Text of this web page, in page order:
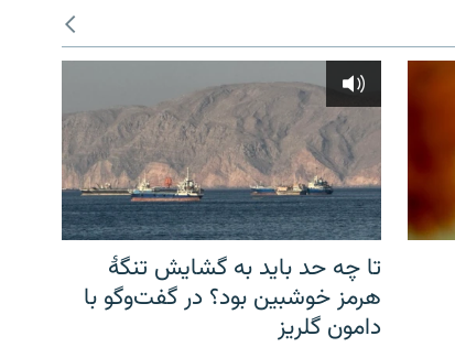
تا چه حد باید به گشایش تنگهٔ
هرمز خوشبین بود؟ در گفت‌وگو با
دامون گلریز